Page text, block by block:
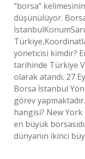
“borsa”
düşünülüyor.
yöneticisi kimdir?
tarihinde Türkiye
olarak atandı. 27
Borsa İstanbul
görev
hangisi? New York
en büyük
dünyanın ikinci